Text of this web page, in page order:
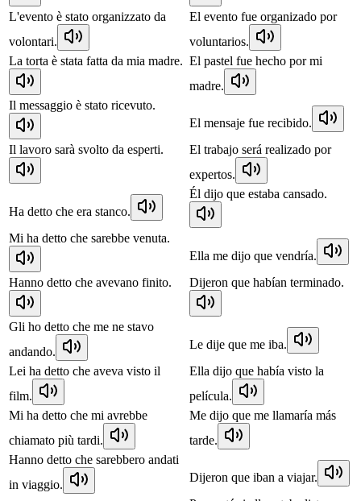
L'evento è stato organizzato da
volontari.
El evento fue organizado por
voluntarios.
La torta è stata fatta da mia madre. El pastel fue hecho por mi
madre.
Il messaggio è stato ricevuto.
El mensaje fue recibido.
Il lavoro sarà svolto da esperti.
El trabajo será realizado por
expertos.
Ha detto che era stanco.
Él dijo que estaba cansado.
Mi ha detto che sarebbe venuta.
Ella me dijo que vendría.
Hanno detto che avevano finito.
Dijeron que habían terminado.
Gli ho detto che me ne stavo
andando.
Le dije que me iba.
Lei ha detto che aveva visto il
film.
Ella dijo que había visto la
película.
Mi ha detto che mi avrebbe
chiamato più tardi.
Me dijo que me llamaría más
tarde.
Hanno detto che sarebbero andati
in viaggio.
Dijeron que iban a viajar.